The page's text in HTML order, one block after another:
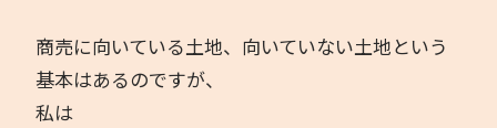
商売に向いている土地、向いていない土地という
基本はあるのですが、
私は